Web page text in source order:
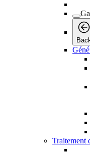
Traitement